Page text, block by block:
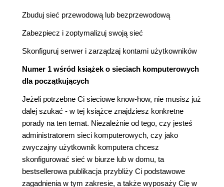
Zbuduj sieć przewodową lub bezprzewodową
Zabezpiecz i zoptymalizuj swoją sieć
Skonfiguruj serwer i zarządzaj kontami użytkowników
Numer 1 wśród książek o sieciach komputerowych
dla początkujących
Jeżeli potrzebne Ci sieciowe know-how, nie musisz już
dalej szukać - w tej książce znajdziesz konkretne
porady na ten temat. Niezależnie od tego, czy jesteś
administratorem sieci komputerowych, czy jako
zwyczajny użytkownik komputera chcesz
skonfigurować sieć w biurze lub w domu, ta
bestsellerowa publikacja przybliży Ci podstawowe
zagadnienia w tym zakresie, a także wyposaży Cię w